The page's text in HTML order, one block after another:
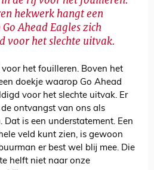
hekwerk hangt een
Ahead Eagles zich
voor het slechte uitvak.
het fouilleren. Boven het
doekje waarop Go Ahead
voor het slechte uitvak. Er
ontvangst van ons als
Dat is een understatement. Een
veld kunt zien, is gewoon
er best wel blij mee. Die
helft niet naar onze